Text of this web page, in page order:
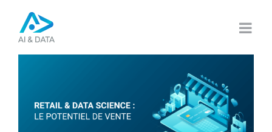
contenu